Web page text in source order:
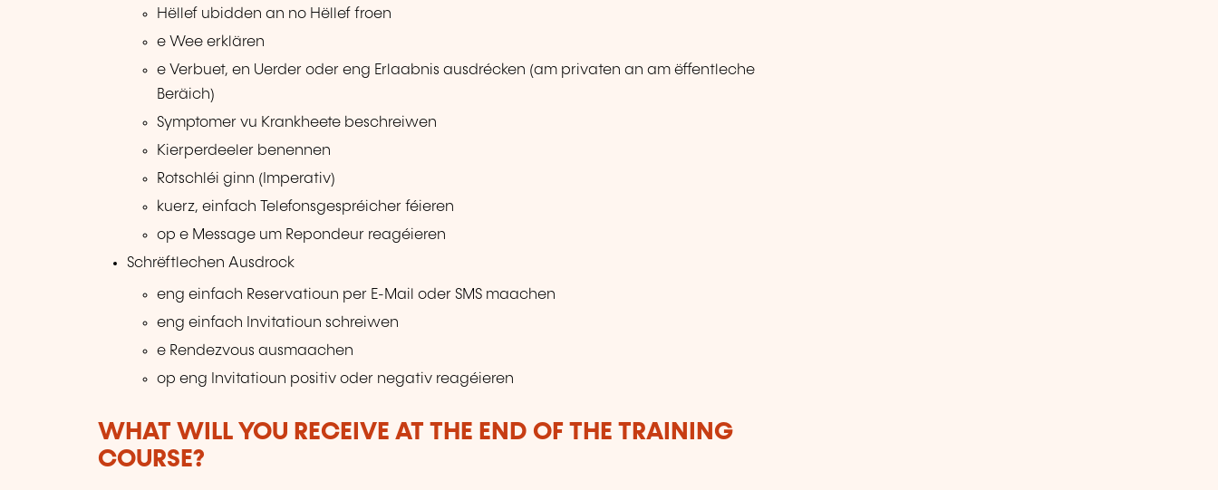
Hëllef ubidden an no Hëllef froen
e Wee erklären
e Verbuet, en Uerder oder eng Erlaabnis ausdrécken (am privaten an am ëffentleche
Beräich)
Symptomer vu Krankheete beschreiwen
Kierperdeeler benennen
Rotschléi ginn (Imperativ)
kuerz, einfach Telefonsgespréicher féieren
op e Message um Repondeur reagéieren
Schrëftlechen Ausdrock
eng einfach Reservatioun per E-Mail oder SMS maachen
eng einfach Invitatioun schreiwen
e Rendezvous ausmaachen
op eng Invitatioun positiv oder negativ reagéieren
WHAT WILL YOU RECEIVE AT THE END OF THE TRAINING
COURSE?